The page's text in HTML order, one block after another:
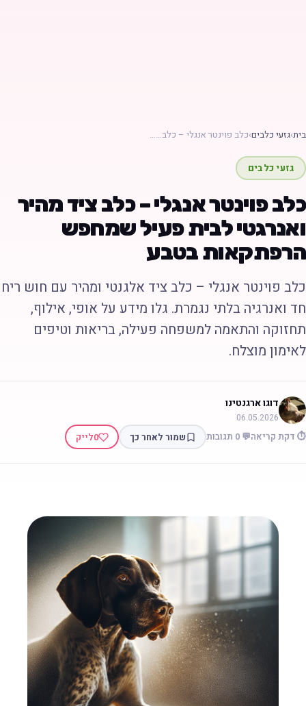
›גזעי כלבים›כלב פוינטר אנגלי – כלב……
גזעי כלבים
פוינטר אנגלי – כלב ציד מהיר
לבית פעיל שמחפש
בטבע
פוינטר אנגלי – כלב ציד אלגנטי ומהיר עם חוש ריח
ואנרגיה בלתי נגמרת. גלו מידע על אופי, אילוף,
והתאמה למשפחה פעילה, בריאות וטיפים
מוצלח.
דוגו ארגנטינו
06.05.2026
דקת קריאה💬 0 תגובות שמור לאחר כך 0לייק